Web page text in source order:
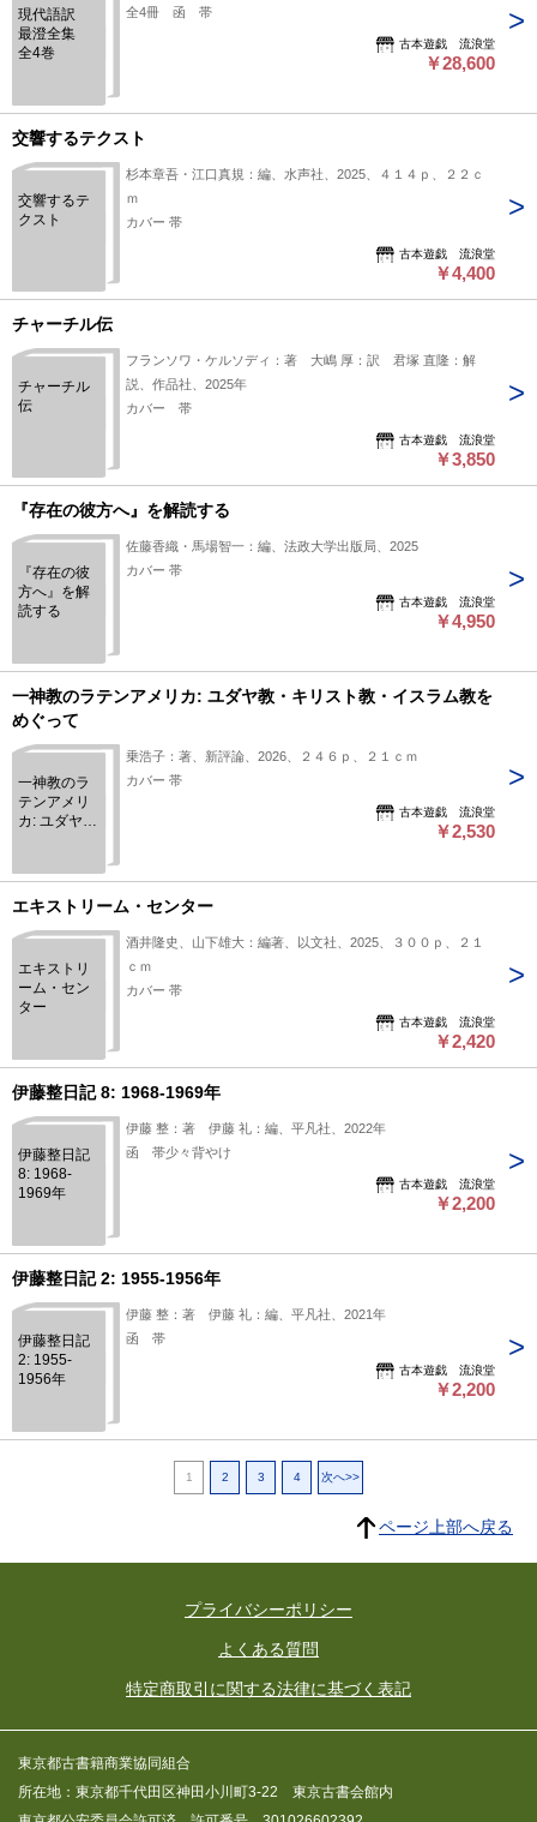
現代語訳
最澄全集
全4巻
全4冊 函 帯
古本遊戯 流浪堂
￥28,600
交響するテクスト
交響するテ
クスト
杉本章吾・江口真規：編、水声社、2025、４１４ｐ、２２ｃ
ｍ
カバー 帯
古本遊戯 流浪堂
￥4,400
チャーチル伝
チャーチル
伝
フランソワ・ケルソディ：著 大嶋 厚：訳 君塚 直隆：解
説、作品社、2025年
カバー 帯
古本遊戯 流浪堂
￥3,850
『存在の彼方へ』を解読する
『存在の彼
方へ』を解
読する
佐藤香織・馬場智一：編、法政大学出版局、2025
カバー 帯
古本遊戯 流浪堂
￥4,950
一神教のラテンアメリカ: ユダヤ教・キリスト教・イスラム教を
めぐって
一神教のラ
テンアメリ
カ: ユダヤ
ラム教をめ
ぐって
乗浩子：著、新評論、2026、２４６ｐ、２１ｃｍ
カバー 帯
古本遊戯 流浪堂
￥2,530
エキストリーム・センター
エキストリ
ーム・セン
ター
酒井隆史、山下雄大：編著、以文社、2025、３００ｐ、２１
ｃｍ
カバー 帯
古本遊戯 流浪堂
￥2,420
伊藤整日記 8: 1968-1969年
伊藤整日記
8: 1968-
1969年
伊藤 整：著 伊藤 礼：編、平凡社、2022年
函 帯少々背やけ
古本遊戯 流浪堂
￥2,200
伊藤整日記 2: 1955-1956年
伊藤整日記
2: 1955-
1956年
伊藤 整：著 伊藤 礼：編、平凡社、2021年
函 帯
古本遊戯 流浪堂
￥2,200
1 2 3 4 次へ>>
ページ上部へ戻る
プライバシーポリシー
よくある質問
特定商取引に関する法律に基づく表記
東京都古書籍商業協同組合
所在地：東京都千代田区神田小川町3-22 東京古書会館内